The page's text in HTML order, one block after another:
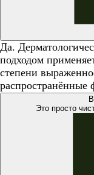
Да.
подходом
степени
распространённые
Это просто